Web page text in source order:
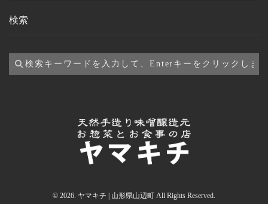
カ
ブ
検索
© 2026. ヤマキチ | 山形県山辺町 All Rights Reserved.